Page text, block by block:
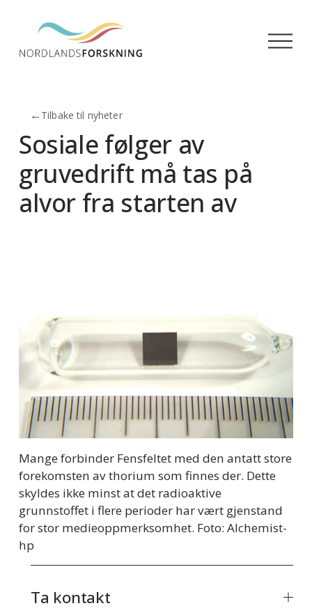
Å
p
← Tilbake til nyheter
Sosiale følger av
gruvedrift må tas på
alvor fra starten av
Mange forbinder Fensfeltet med den antatt store
forekomsten av thorium som finnes der. Dette
skyldes ikke minst at det radioaktive
grunnstoffet i flere perioder har vært gjenstand
for stor medieoppmerksomhet. Foto: Alchemist-
hp
Ta kontakt